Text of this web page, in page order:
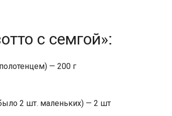
с семгой»:
— 200 г
2 шт. маленьких) — 2 шт